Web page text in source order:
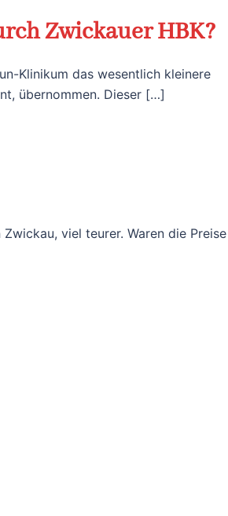
Zwickauer HBK?
Klinikum das wesentlich kleinere
übernommen. Dieser […]
viel teurer. Waren die Preise